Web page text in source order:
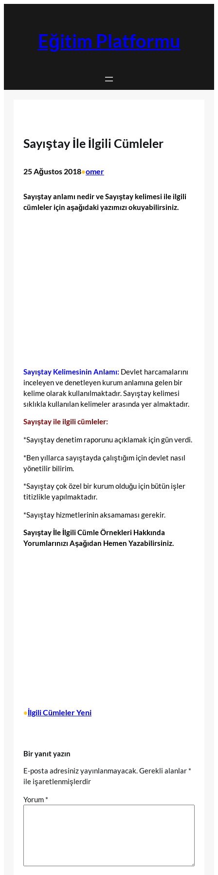
Eğitim Platformu
Sayıştay İle İlgili Cümleler
25 Ağustos 2018•omer
Sayıştay anlamı nedir ve Sayıştay kelimesi ile ilgili
cümleler için aşağıdaki yazımızı okuyabilirsiniz.
Sayıştay Kelimesinin Anlamı: Devlet harcamalarını
inceleyen ve denetleyen kurum anlamına gelen bir
kelime olarak kullanılmaktadır. Sayıştay kelimesi
sıklıkla kullanılan kelimeler arasında yer almaktadır.
Sayıştay ile ilgili cümleler:
*Sayıştay denetim raporunu açıklamak için gün verdi.
*Ben yıllarca sayıştayda çalıştığım için devlet nasıl
yönetilir bilirim.
*Sayıştay çok özel bir kurum olduğu için bütün işler
titizlikle yapılmaktadır.
*Sayıştay hizmetlerinin aksamaması gerekir.
Sayıştay İle İlgili Cümle Örnekleri Hakkında
Yorumlarınızı Aşağıdan Hemen Yazabilirsiniz.
•İlgili Cümleler Yeni
Bir yanıt yazın
E-posta adresiniz yayınlanmayacak.Gerekli alanlar *
ile işaretlenmişlerdir
Yorum *